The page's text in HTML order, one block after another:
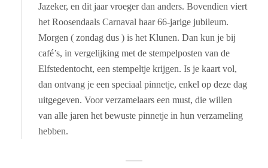
r
e
e
f
:
Jazeker, en dit jaar vroeger dan anders. Bovendien viert
het Roosendaals Carnaval haar 66-jarige jubileum.
Morgen ( zondag dus ) is het Klunen. Dan kun je bij
café’s, in vergelijking met de stempelposten van de
Elfstedentocht, een stempeltje krijgen. Is je kaart vol,
dan ontvang je een speciaal pinnetje, enkel op deze dag
uitgegeven. Voor verzamelaars een must, die willen
van alle jaren het bewuste pinnetje in hun verzameling
hebben.